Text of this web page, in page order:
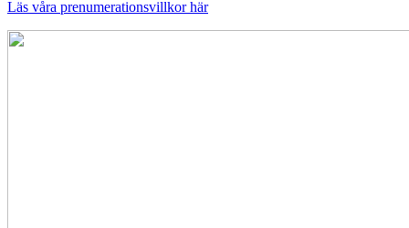
Läs våra prenumerationsvillkor här